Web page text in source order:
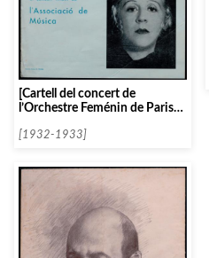
[Cartell del concert de
l’Orchestre Feménin de Paris
[1932-1933]